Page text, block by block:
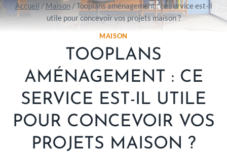
Accueil / Maison /Tooplans aménagement : ce service est-il
utile pour concevoir vos projets maison ?
MAISON
TOOPLANS
AMÉNAGEMENT : CE
SERVICE EST-IL UTILE
POUR CONCEVOIR VOS
PROJETS MAISON ?